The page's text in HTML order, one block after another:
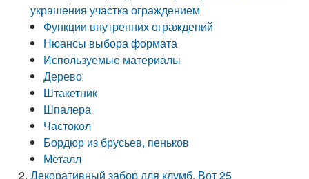
украшения участка ограждением
Функции внутренних ограждений
Нюансы выбора формата
Используемые материалы
Дерево
Штакетник
Шпалера
Частокол
Бордюр из брусьев, пеньков
Металл
Декоративный забор для клумб. Вот 25